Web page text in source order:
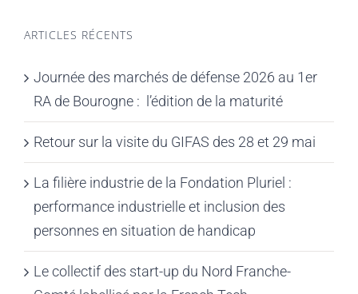
ARTICLES RÉCENTS
Journée des marchés de défense 2026 au 1er
RA de Bourogne : l’édition de la maturité
Retour sur la visite du GIFAS des 28 et 29 mai
La filière industrie de la Fondation Pluriel :
performance industrielle et inclusion des
personnes en situation de handicap
Le collectif des start-up du Nord Franche-